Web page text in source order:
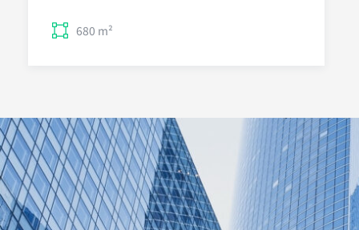
680 m²